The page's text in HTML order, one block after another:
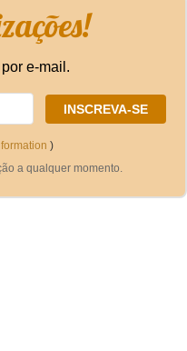
e-mail.
)
a qualquer momento.